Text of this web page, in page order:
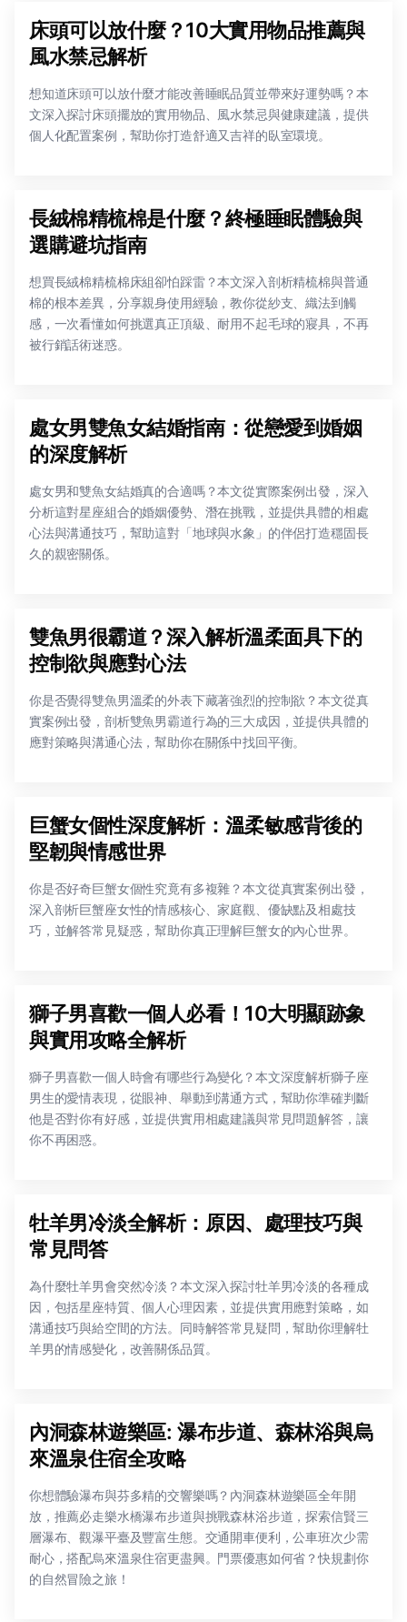
床頭可以放什麼？10大實用物品推薦與
風水禁忌解析
想知道床頭可以放什麼才能改善睡眠品質並帶來好運勢嗎？本
文深入探討床頭擺放的實用物品、風水禁忌與健康建議，提供
個人化配置案例，幫助你打造舒適又吉祥的臥室環境。
長絨棉精梳棉是什麼？終極睡眠體驗與
選購避坑指南
想買長絨棉精梳棉床組卻怕踩雷？本文深入剖析精梳棉與普通
棉的根本差異，分享親身使用經驗，教你從紗支、織法到觸
感，一次看懂如何挑選真正頂級、耐用不起毛球的寢具，不再
被行銷話術迷惑。
處女男雙魚女結婚指南：從戀愛到婚姻
的深度解析
處女男和雙魚女結婚真的合適嗎？本文從實際案例出發，深入
分析這對星座組合的婚姻優勢、潛在挑戰，並提供具體的相處
心法與溝通技巧，幫助這對「地球與水象」的伴侶打造穩固長
久的親密關係。
雙魚男很霸道？深入解析溫柔面具下的
控制欲與應對心法
你是否覺得雙魚男溫柔的外表下藏著強烈的控制欲？本文從真
實案例出發，剖析雙魚男霸道行為的三大成因，並提供具體的
應對策略與溝通心法，幫助你在關係中找回平衡。
巨蟹女個性深度解析：溫柔敏感背後的
堅韌與情感世界
你是否好奇巨蟹女個性究竟有多複雜？本文從真實案例出發，
深入剖析巨蟹座女性的情感核心、家庭觀、優缺點及相處技
巧，並解答常見疑惑，幫助你真正理解巨蟹女的內心世界。
獅子男喜歡一個人必看！10大明顯跡象
與實用攻略全解析
獅子男喜歡一個人時會有哪些行為變化？本文深度解析獅子座
男生的愛情表現，從眼神、舉動到溝通方式，幫助你準確判斷
他是否對你有好感，並提供實用相處建議與常見問題解答，讓
你不再困惑。
牡羊男冷淡全解析：原因、處理技巧與
常見問答
為什麼牡羊男會突然冷淡？本文深入探討牡羊男冷淡的各種成
因，包括星座特質、個人心理因素，並提供實用應對策略，如
溝通技巧與給空間的方法。同時解答常見疑問，幫助你理解牡
羊男的情感變化，改善關係品質。
內洞森林遊樂區: 瀑布步道、森林浴與烏
來溫泉住宿全攻略
你想體驗瀑布與芬多精的交響樂嗎？內洞森林遊樂區全年開
放，推薦必走樂水橋瀑布步道與挑戰森林浴步道，探索信賢三
層瀑布、觀瀑平臺及豐富生態。交通開車便利，公車班次少需
耐心，搭配烏來溫泉住宿更盡興。門票優惠如何省？快規劃你
的自然冒險之旅！